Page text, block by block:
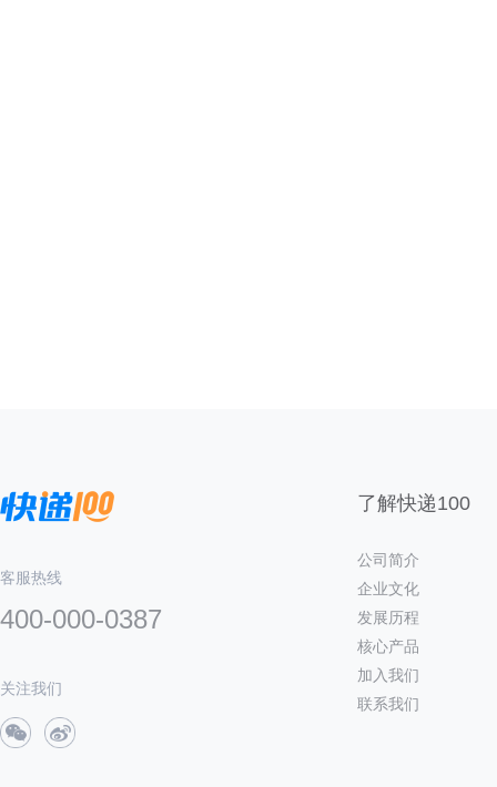
客服热线
400-000-0387
关注我们
了解快递100
公司简介
企业文化
发展历程
核心产品
加入我们
联系我们